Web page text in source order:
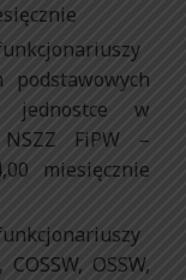
podstawowych
jednostce w
FiPW –
miesięcznie
OSSW,